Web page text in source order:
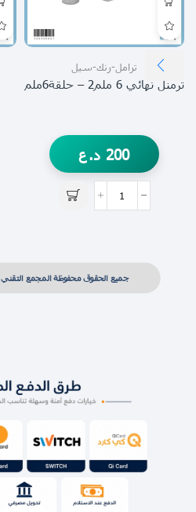
ترامل-رنك-سيل
ترمنل نهائي 6 ملم2 – حلقة6ملم
200 د.ع
جميع الحقوق محفوظة المجمع التقني 2026